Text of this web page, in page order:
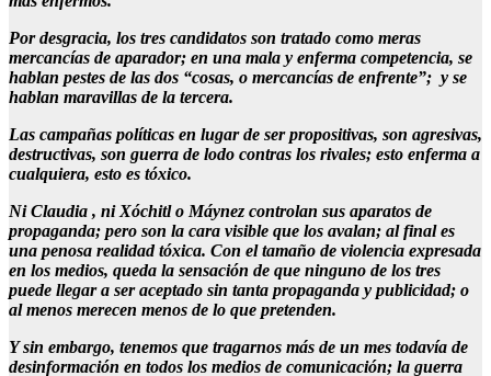
Por desgracia, los tres candidatos son tratado como meras
mercancías de aparador; en una mala y enferma competencia, se
hablan pestes de las dos “cosas, o mercancías de enfrente”; y se
hablan maravillas de la tercera.
Las campañas políticas en lugar de ser propositivas, son agresivas,
destructivas, son guerra de lodo contras los rivales; esto enferma a
cualquiera, esto es tóxico.
Ni Claudia , ni Xóchitl o Máynez controlan sus aparatos de
propaganda; pero son la cara visible que los avalan; al final es
una penosa realidad tóxica. Con el tamaño de violencia expresada
en los medios, queda la sensación de que ninguno de los tres
puede llegar a ser aceptado sin tanta propaganda y publicidad; o
al menos merecen menos de lo que pretenden.
Y sin embargo, tenemos que tragarnos más de un mes todavía de
desinformación en todos los medios de comunicación; la guerra